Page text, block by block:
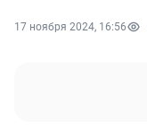
17 ноября 2024, 16:56